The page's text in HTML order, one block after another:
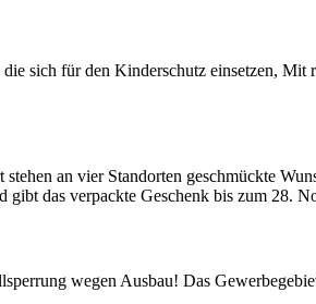
sich für den Kinderschutz einsetzen,
an vier Standorten geschmückte
das verpackte Geschenk bis zum 28.
wegen Ausbau! Das